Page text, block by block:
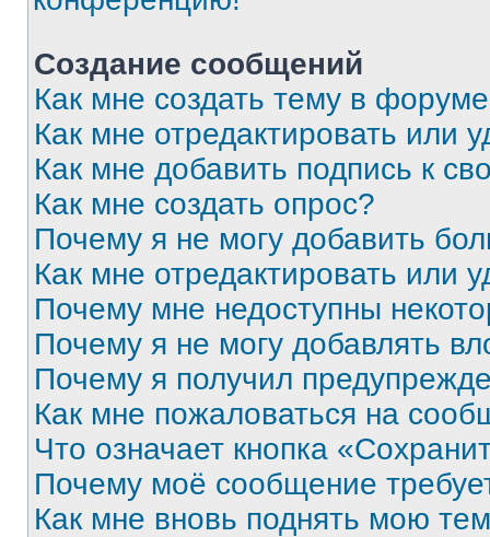
Создание сообщений
Как мне создать тему в
Как мне отредактировать или
Как мне добавить подпись к
Как мне создать опрос?
Почему я не могу добавить
Как мне отредактировать или
Почему мне недоступны
Почему я не могу добавлять
Почему я получил
Как мне пожаловаться на
Что означает кнопка
Почему моё сообщение
Как мне вновь поднять мою